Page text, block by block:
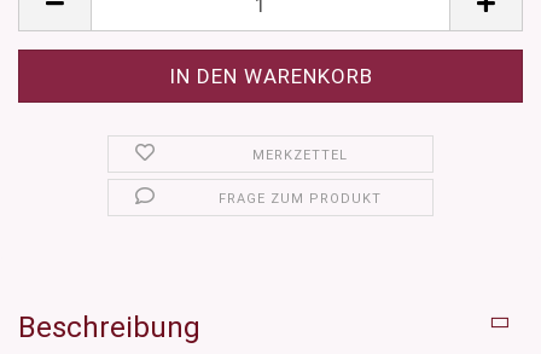
MERKZETTEL
FRAGE ZUM PRODUKT
Beschreibung